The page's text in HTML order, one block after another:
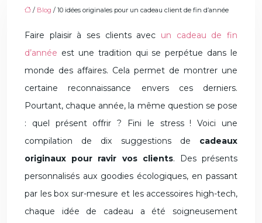
/ Blog / 10 idées originales pour un cadeau client de fin d’année
Faire plaisir à ses clients avec un cadeau de fin
d’année est une tradition qui se perpétue dans le
monde des affaires. Cela permet de montrer une
certaine reconnaissance envers ces derniers.
Pourtant, chaque année, la même question se pose
: quel présent offrir ? Fini le stress ! Voici une
compilation de dix suggestions de cadeaux
originaux pour ravir vos clients. Des présents
personnalisés aux goodies écologiques, en passant
par les box sur-mesure et les accessoires high-tech,
chaque idée de cadeau a été soigneusement